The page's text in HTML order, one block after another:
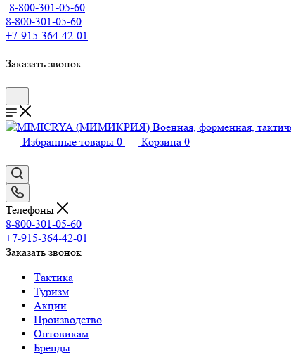
8-800-301-05-60
8-800-301-05-60
+7-915-364-42-01
Заказать звонок
Избранные товары 0 Корзина 0
Телефоны
8-800-301-05-60
+7-915-364-42-01
Заказать звонок
Тактика
Туризм
Акции
Производство
Оптовикам
Бренды